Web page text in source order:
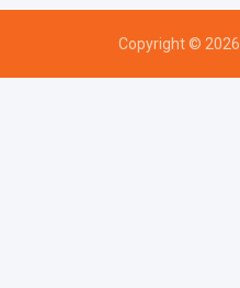
Copyright © 2026